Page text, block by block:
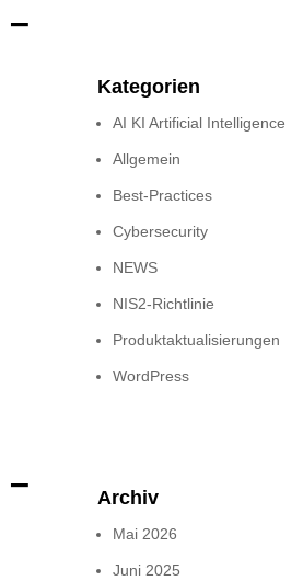
Kategorien
AI KI Artificial Intelligence
Allgemein
Best-Practices
Cybersecurity
NEWS
NIS2-Richtlinie
Produktaktualisierungen
WordPress
Archiv
Mai 2026
Juni 2025